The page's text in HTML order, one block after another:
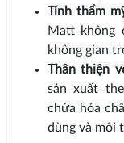
Tính thẩm
Matt không
không gian
Thân thiện
sản xuất
chứa hóa
dùng và môi